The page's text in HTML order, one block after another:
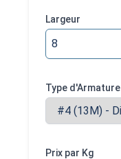
Largeur
Type d'Armature
Prix par Kg